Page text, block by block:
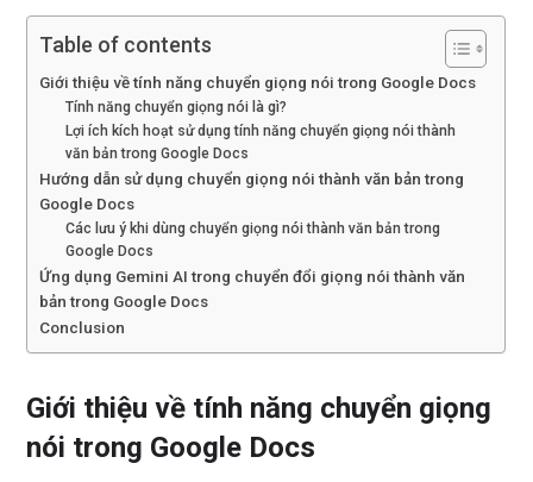
Table of contents
Giới thiệu về tính năng chuyển giọng nói trong Google Docs
Tính năng chuyển giọng nói là gì?
Lợi ích kích hoạt sử dụng tính năng chuyển giọng nói thành
văn bản trong Google Docs
Hướng dẫn sử dụng chuyển giọng nói thành văn bản trong
Google Docs
Các lưu ý khi dùng chuyển giọng nói thành văn bản trong
Google Docs
Ứng dụng Gemini AI trong chuyển đổi giọng nói thành văn
bản trong Google Docs
Conclusion
Giới thiệu về tính năng chuyển giọng
nói trong Google Docs